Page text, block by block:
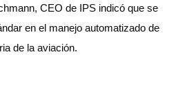
CEO de IPS indicó que se
en el manejo automatizado de
de la aviación.